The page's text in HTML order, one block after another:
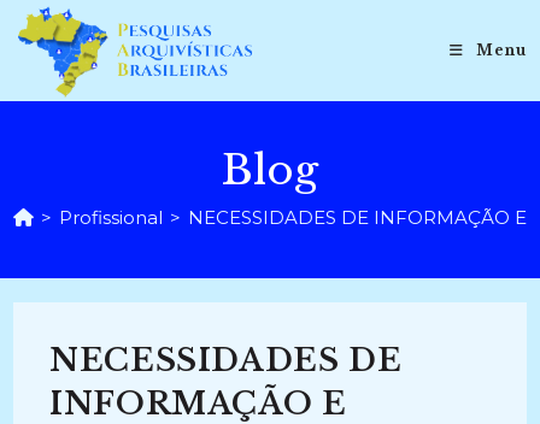
para
conteúdo
Menu
Blog
> Profissional > NECESSIDADES DE INFORMAÇÃO E
NECESSIDADES DE
INFORMAÇÃO E